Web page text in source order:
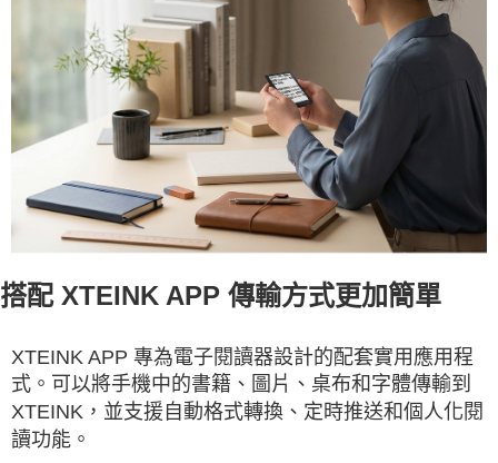
搭配 XTEINK APP 傳輸方式更加簡單
XTEINK APP 專為電子閱讀器設計的配套實用應用程
式。可以將手機中的書籍、圖片、桌布和字體傳輸到
XTEINK，並支援自動格式轉換、定時推送和個人化閱
讀功能。